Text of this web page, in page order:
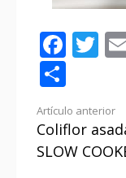
Seguir
leyendo
Artículo anterior
Coliflor
SLOW